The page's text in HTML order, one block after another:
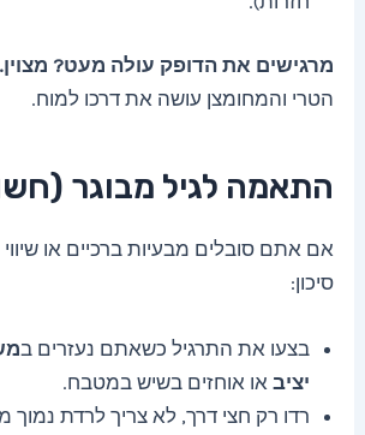
מרגישים את הדופק עולה מעט? מצוין.
הטרי והמחומצן עושה את דרכו למוח.
התאמה לגיל מבוגר
אם אתם סובלים מבעיות ברכיים או
סיכון:
בצעו את התרגיל כשאתם נעזרים ב
יציב או אוחזים בשיש במטבח.
רדו רק חצי דרך, לא צריך לרדת נמוך